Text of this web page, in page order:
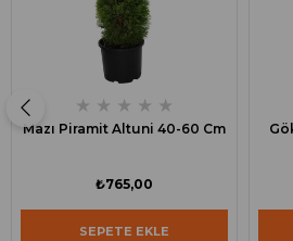
★ ★ ★ ★ ★
Mazı Piramit Altuni 40-60 Cm
₺765,00
SEPETE EKLE